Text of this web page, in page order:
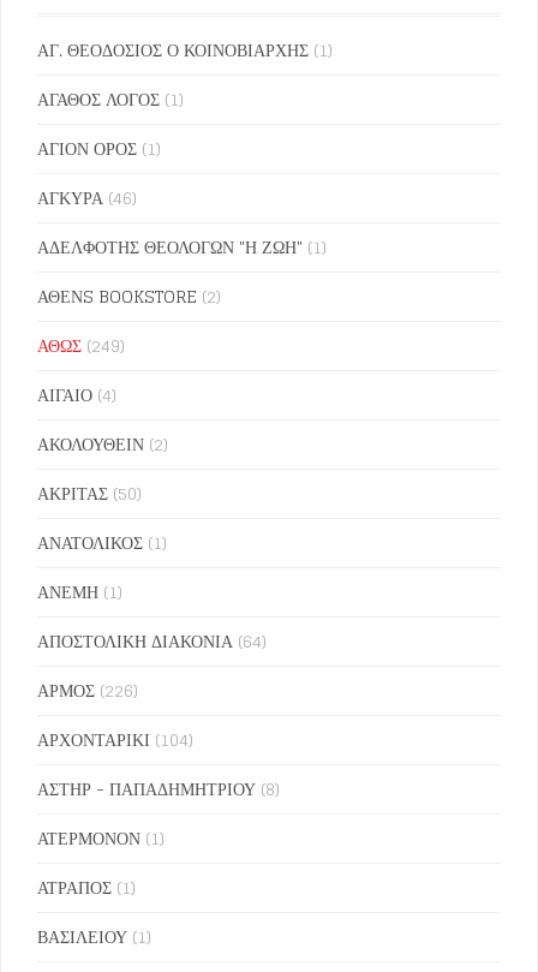
ΑΓ. ΘΕΟΔΟΣΙΟΣ Ο ΚΟΙΝΟΒΙΑΡΧΗΣ (1)
ΑΓΑΘΟΣ ΛΟΓΟΣ (1)
ΑΓΙΟΝ ΟΡΟΣ (1)
ΑΓΚΥΡΑ (46)
ΑΔΕΛΦΟΤΗΣ ΘΕΟΛΟΓΩΝ "Η ΖΩΗ" (1)
ΑΘΕΝS BOOKSTORE (2)
ΑΘΩΣ (249)
ΑΙΓΑΙΟ (4)
ΑΚΟΛΟΥΘΕΙΝ (2)
ΑΚΡΙΤΑΣ (50)
ΑΝΑΤΟΛΙΚΟΣ (1)
ΑΝΕΜΗ (1)
ΑΠΟΣΤΟΛΙΚΗ ΔΙΑΚΟΝΙΑ (64)
ΑΡΜΟΣ (226)
ΑΡΧΟΝΤΑΡΙΚΙ (104)
ΑΣΤΗΡ - ΠΑΠΑΔΗΜΗΤΡΙΟΥ (8)
ΑΤΕΡΜΟΝΟΝ (1)
ΑΤΡΑΠΟΣ (1)
ΒΑΣΙΛΕΙΟΥ (1)